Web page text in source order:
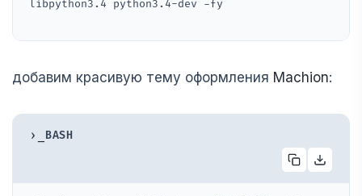
libpython3.4 python3.4-dev -fy
добавим красивую тему оформления Machion:
›_ BASH